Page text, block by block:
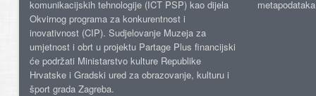
komunikacijskih tehnologije (ICT PSP) kao dijela
Okvirnog programa za konkurentnost i
inovativnost (CIP). Sudjelovanje Muzeja za
umjetnost i obrt u projektu Partage Plus financijski
će podržati Ministarstvo kulture Republike
Hrvatske i Gradski ured za obrazovanje, kulturu i
šport grada Zagreba.